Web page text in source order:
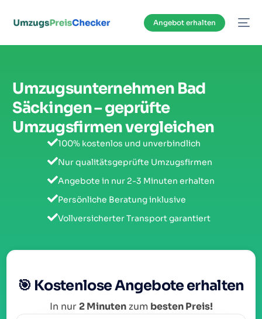
Angebot erhalten
Umzugsunternehmen Bad
Säckingen – geprüfte
Umzugsfirmen vergleichen
100% kostenlos und unverbindlich
Nur qualitätsgeprüfte Umzugsfirmen
Angebote in nur 2-3 Minuten erhalten
Persönliche Beratung inklusive
Vollversicherter Transport garantiert
🎯 Kostenlose Angebote erhalten
In nur2 Minutenzum besten Preis!